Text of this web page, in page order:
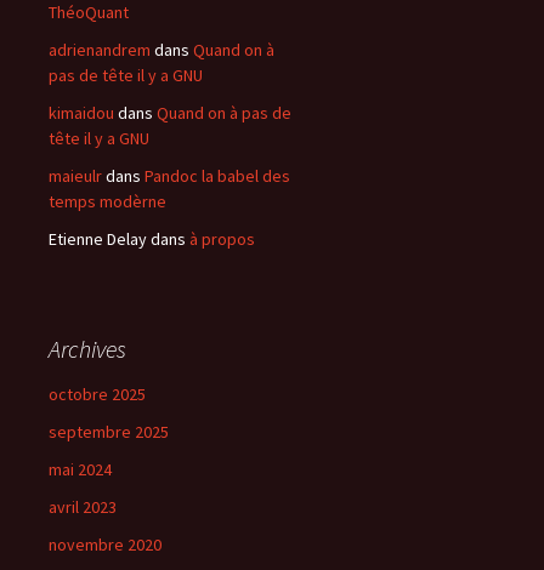
ThéoQuant
adrienandrem dans Quand on à
pas de tête il y a GNU
kimaidou dans Quand on à pas de
tête il y a GNU
maieulrdans Pandoc la babel des
temps modèrne
Etienne Delaydans à propos
Archives
octobre 2025
septembre 2025
mai 2024
avril 2023
novembre 2020